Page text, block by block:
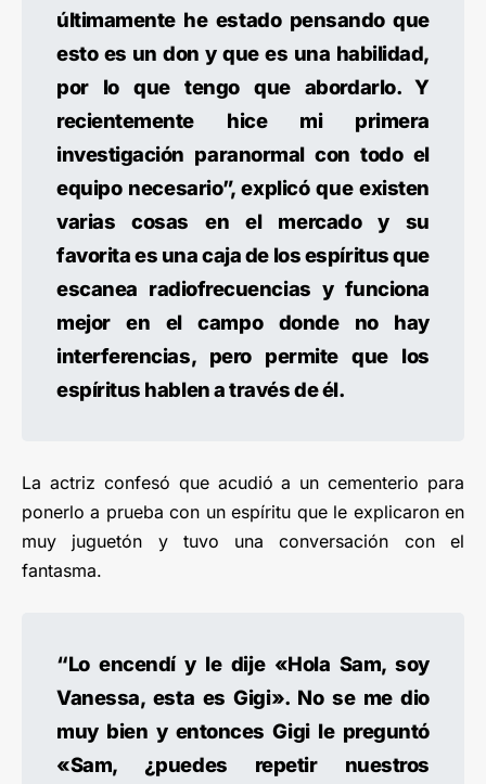
últimamente he estado pensando que
esto es un don y que es una habilidad,
por lo que tengo que abordarlo. Y
recientemente hice mi primera
investigación paranormal con todo el
equipo necesario”, explicó que existen
varias cosas en el mercado y su
favorita es una caja de los espíritus que
escanea radiofrecuencias y funciona
mejor en el campo donde no hay
interferencias, pero permite que los
espíritus hablen a través de él.
La actriz confesó que acudió a un cementerio para
ponerlo a prueba con un espíritu que le explicaron en
muy juguetón y tuvo una conversación con el
fantasma.
“Lo encendí y le dije «Hola Sam, soy
Vanessa, esta es Gigi». No se me dio
muy bien y entonces Gigi le preguntó
«Sam, ¿puedes repetir nuestros